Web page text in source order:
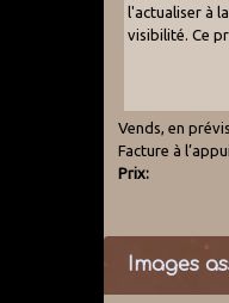
l'actualiser à
visibilité. Ce
Vends, en
Facture à
Prix:
Images